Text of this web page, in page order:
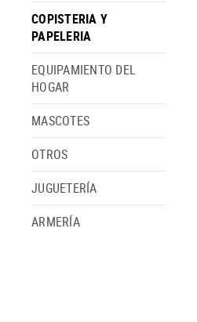
COPISTERIA Y
PAPELERIA
EQUIPAMIENTO DEL
HOGAR
MASCOTES
OTROS
JUGUETERÍA
ARMERÍA